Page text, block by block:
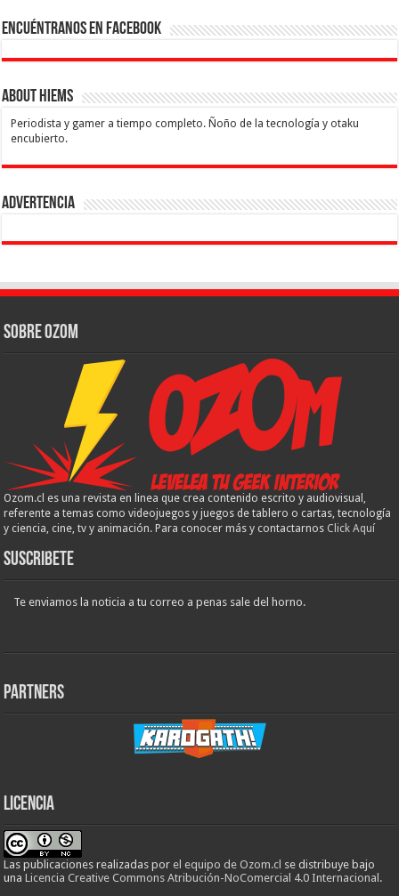
Encuéntranos en Facebook
About Hiems
Periodista y gamer a tiempo completo. Ñoño de la tecnología y otaku
encubierto.
Advertencia
Sobre Ozom
Ozom.cl es una revista en linea que crea contenido escrito y audiovisual,
referente a temas como videojuegos y juegos de tablero o cartas, tecnología
y ciencia, cine, tv y animación. Para conocer más y contactarnos Click Aquí
Suscribete
Te enviamos la noticia a tu correo a penas sale del horno.
Partners
Licencia
Las publicaciones realizadas por el equipo de Ozom.cl se distribuye bajo
unaLicencia Creative Commons Atribución-NoComercial 4.0 Internacional .